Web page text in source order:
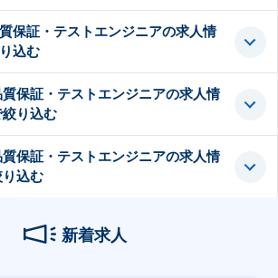
保証・テストエンジニアの求人情
込む
保証・テストエンジニアの求人情
り込む
保証・テストエンジニアの求人情
込む
新着求人